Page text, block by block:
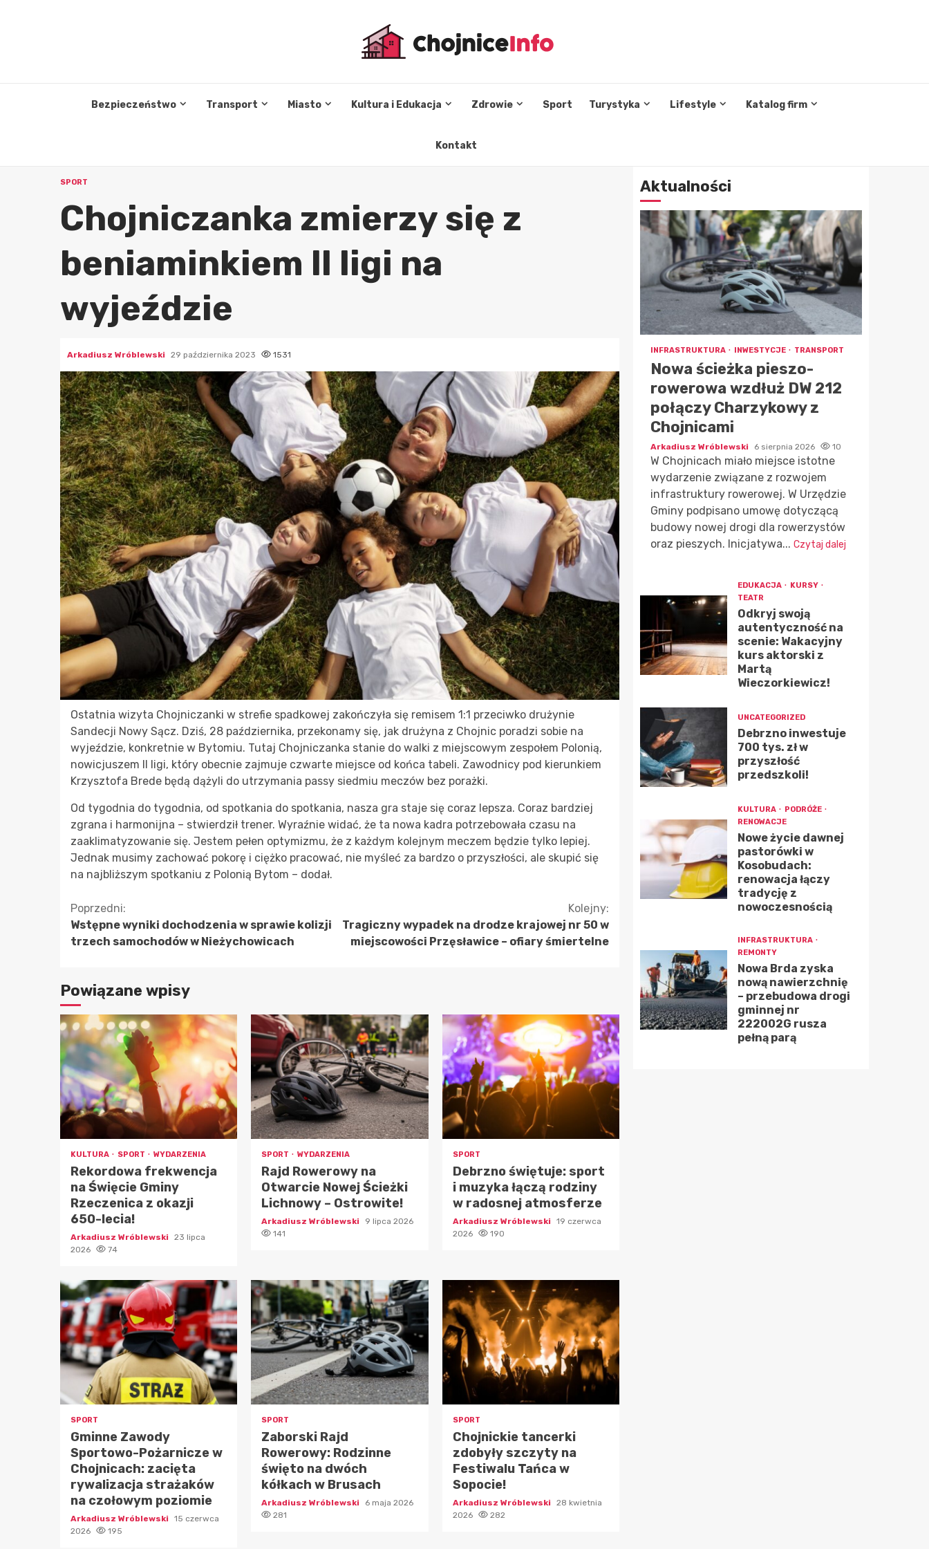
Bezpieczeństwo Transport Miasto Kultura i Edukacja Zdrowie Sport Turystyka Lifestyle Katalog firm
Kontakt
SPORT
Chojniczanka zmierzy się z
beniaminkiem II ligi na
wyjeździe
Arkadiusz Wróblewski 29 października 2023 1531
Ostatnia wizyta Chojniczanki w strefie spadkowej zakończyła się remisem 1:1 przeciwko drużynie
Sandecji Nowy Sącz. Dziś, 28 października, przekonamy się, jak drużyna z Chojnic poradzi sobie na
wyjeździe, konkretnie w Bytomiu. Tutaj Chojniczanka stanie do walki z miejscowym zespołem Polonią,
nowicjuszem II ligi, który obecnie zajmuje czwarte miejsce od końca tabeli. Zawodnicy pod kierunkiem
Krzysztofa Brede będą dążyli do utrzymania passy siedmiu meczów bez porażki.
Od tygodnia do tygodnia, od spotkania do spotkania, nasza gra staje się coraz lepsza. Coraz bardziej
zgrana i harmonijna – stwierdził trener. Wyraźnie widać, że ta nowa kadra potrzebowała czasu na
zaaklimatyzowanie się. Jestem pełen optymizmu, że z każdym kolejnym meczem będzie tylko lepiej.
Jednak musimy zachować pokorę i ciężko pracować, nie myśleć za bardzo o przyszłości, ale skupić się
na najbliższym spotkaniu z Polonią Bytom – dodał.
Kontynuuj
czytanie
Poprzedni:
Wstępne wyniki dochodzenia w sprawie kolizji
trzech samochodów w Nieżychowicach
Kolejny:
Tragiczny wypadek na drodze krajowej nr 50 w
miejscowości Przęsławice – ofiary śmiertelne
Powiązane wpisy
KULTURA SPORT WYDARZENIA
Rekordowa frekwencja
na Święcie Gminy
Rzeczenica z okazji
650-lecia!
Arkadiusz Wróblewski
23 lipca
2026
74
SPORT WYDARZENIA
Rajd Rowerowy na
Otwarcie Nowej Ścieżki
Lichnowy – Ostrowite!
Arkadiusz Wróblewski
9 lipca 2026
141
SPORT
Debrzno świętuje: sport
i muzyka łączą rodziny
w radosnej atmosferze
Arkadiusz Wróblewski
19 czerwca
2026
190
SPORT
Gminne Zawody
Sportowo-Pożarnicze w
Chojnicach: zacięta
rywalizacja strażaków
na czołowym poziomie
Arkadiusz Wróblewski
15 czerwca
2026
195
SPORT
Zaborski Rajd
Rowerowy: Rodzinne
święto na dwóch
kółkach w Brusach
Arkadiusz Wróblewski
6 maja 2026
281
SPORT
Chojnickie tancerki
zdobyły szczyty na
Festiwalu Tańca w
Sopocie!
Arkadiusz Wróblewski
28 kwietnia
2026
282
Aktualności
INFRASTRUKTURA INWESTYCJE TRANSPORT
Nowa ścieżka pieszo-
rowerowa wzdłuż DW 212
połączy Charzykowy z
Chojnicami
Arkadiusz Wróblewski 6 sierpnia 2026 10
W Chojnicach miało miejsce istotne
wydarzenie związane z rozwojem
infrastruktury rowerowej. W Urzędzie
Gminy podpisano umowę dotyczącą
budowy nowej drogi dla rowerzystów
oraz pieszych. Inicjatywa... Czytaj dalej
EDUKACJA
KURSY
TEATR
Odkryj swoją
autentyczność na
scenie: Wakacyjny
kurs aktorski z
Martą
Wieczorkiewicz!
UNCATEGORIZED
Debrzno inwestuje
700 tys. zł w
przyszłość
przedszkoli!
KULTURA
PODRÓŻE
RENOWACJE
Nowe życie dawnej
pastorówki w
Kosobudach:
renowacja łączy
tradycję z
nowoczesnością
INFRASTRUKTURA
REMONTY
Nowa Brda zyska
nową nawierzchnię
– przebudowa drogi
gminnej nr
222002G rusza
pełną parą